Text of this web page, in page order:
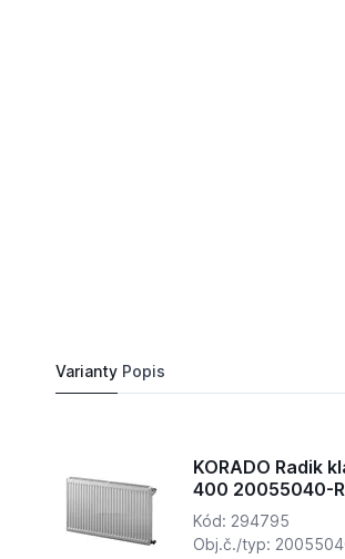
Varianty Popis
KORADO Radik
400 20055040-
Kód: 294795
Obj.č./typ: